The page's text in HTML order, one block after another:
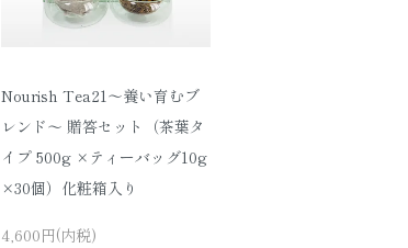
Nourish Tea21〜養い育むブ
レンド〜 贈答セット（茶葉タ
イプ 500g ×ティーバッグ10g
×30個）化粧箱入り
4,600円(内税)